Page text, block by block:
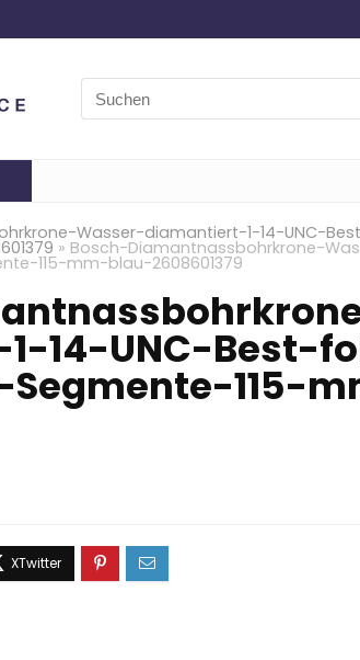
Search
for:
Wasser-diamantiert-1-14-UNC-
» Bosch-Diamantnassbohrkrone-
115-mm-blau-2608601379
14-UNC-Best-
115-